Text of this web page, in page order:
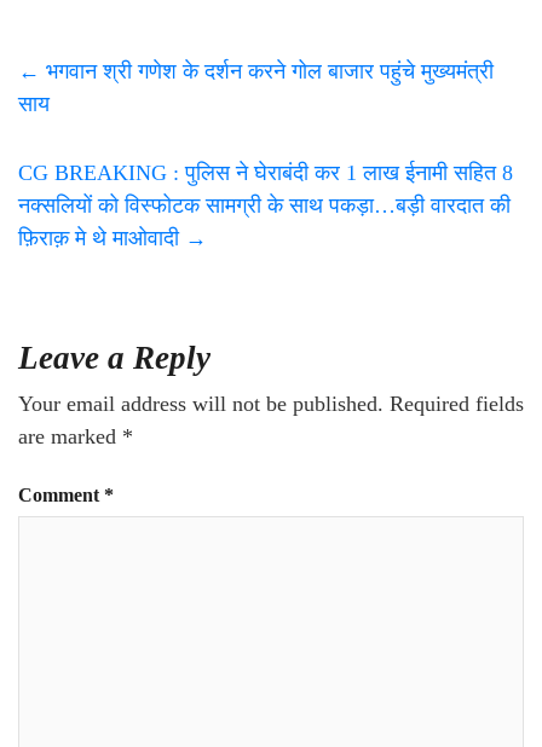
← भगवान श्री गणेश के दर्शन करने गोल बाजार पहुंचे मुख्यमंत्री
साय
CG BREAKING : पुलिस ने घेराबंदी कर 1 लाख ईनामी सहित 8
नक्सलियों को विस्फोटक सामग्री के साथ पकड़ा…बड़ी वारदात की
फ़िराक़ मे थे माओवादी →
Leave a Reply
Your email address will not be published. Required fields
are marked *
Comment *